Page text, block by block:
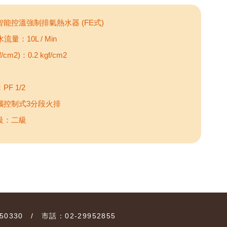
能控溫強制排氣熱水器 (FE式)
流量：10L / Min
cm2)：0.2 kgf/cm2
PF 1/2
控制式3分段火排
：二級
/ 市話：02-29952855